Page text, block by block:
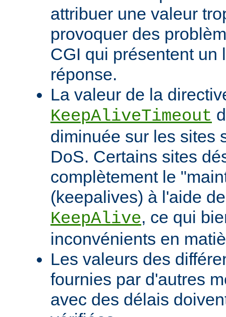
attribuer une valeur
provoquer des
CGI qui présentent un
réponse.
La valeur de la
KeepAliveTimeout
diminuée sur les sites
DoS. Certains sites
complètement le
(keepalives) à l'aide
KeepAlive, ce qui
inconvénients en
Les valeurs des
fournies par d'autres
avec des délais